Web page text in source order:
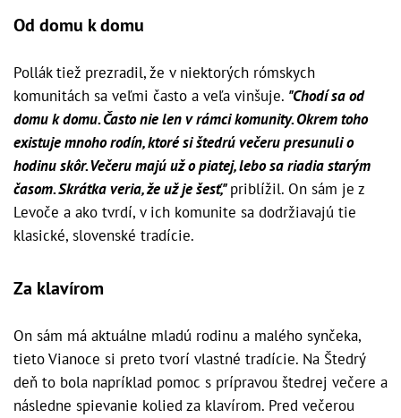
Od domu k domu
Pollák tiež prezradil, že v niektorých rómskych
komunitách sa veľmi často a veľa vinšuje. "Chodí sa od
domu k domu. Často nie len v rámci komunity. Okrem toho
existuje mnoho rodín, ktoré si štedrú večeru presunuli o
hodinu skôr. Večeru majú už o piatej, lebo sa riadia starým
časom. Skrátka veria, že už je šesť,"priblížil. On sám je z
Levoče a ako tvrdí, v ich komunite sa dodržiavajú tie
klasické, slovenské tradície.
Za klavírom
On sám má aktuálne mladú rodinu a malého synčeka,
tieto Vianoce si preto tvorí vlastné tradície. Na Štedrý
deň to bola napríklad pomoc s prípravou štedrej večere a
následne spievanie kolied za klavírom. Pred večerou